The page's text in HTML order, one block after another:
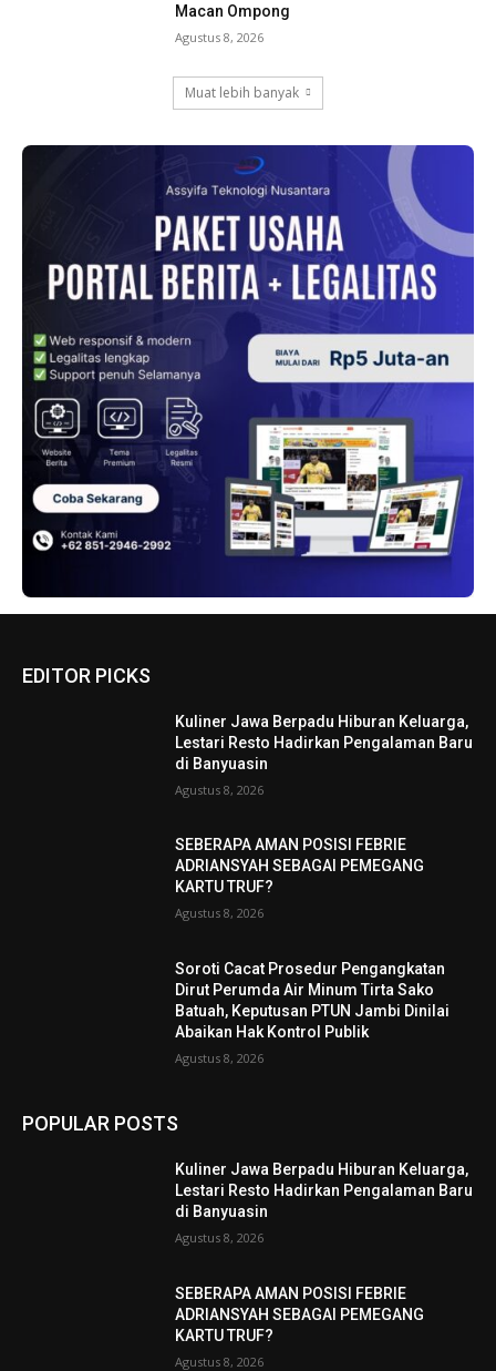
Macan Ompong
Agustus 8, 2026
Muat lebih banyak
EDITOR PICKS
Kuliner Jawa Berpadu Hiburan Keluarga,
Lestari Resto Hadirkan Pengalaman Baru
di Banyuasin
Agustus 8, 2026
SEBERAPA AMAN POSISI FEBRIE
ADRIANSYAH SEBAGAI PEMEGANG
KARTU TRUF?
Agustus 8, 2026
Soroti Cacat Prosedur Pengangkatan
Dirut Perumda Air Minum Tirta Sako
Batuah, Keputusan PTUN Jambi Dinilai
Abaikan Hak Kontrol Publik
Agustus 8, 2026
POPULAR POSTS
Kuliner Jawa Berpadu Hiburan Keluarga,
Lestari Resto Hadirkan Pengalaman Baru
di Banyuasin
Agustus 8, 2026
SEBERAPA AMAN POSISI FEBRIE
ADRIANSYAH SEBAGAI PEMEGANG
KARTU TRUF?
Agustus 8, 2026